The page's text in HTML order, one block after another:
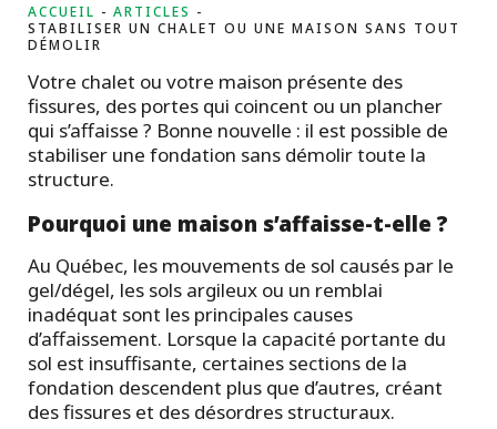
ACCUEIL
ARTICLES
STABILISER UN CHALET OU UNE MAISON SANS TOUT
DÉMOLIR
Votre chalet ou votre maison présente des
fissures, des portes qui coincent ou un plancher
qui s’affaisse ? Bonne nouvelle : il est possible de
stabiliser une fondation sans démolir toute la
structure.
Pourquoi une maison s’affaisse-t-elle ?
Au Québec, les mouvements de sol causés par le
gel/dégel, les sols argileux ou un remblai
inadéquat sont les principales causes
d’affaissement. Lorsque la capacité portante du
sol est insuffisante, certaines sections de la
fondation descendent plus que d’autres, créant
des fissures et des désordres structuraux.